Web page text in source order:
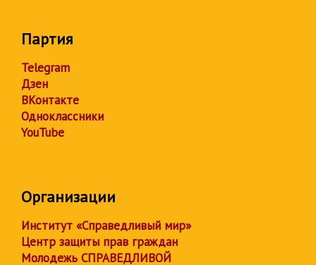
Партия
Telegram
Дзен
ВКонтакте
Одноклассники
YouTube
Организации
Институт «Справедливый мир»
Центр защиты прав граждан
Молодежь СПРАВЕДЛИВОЙ